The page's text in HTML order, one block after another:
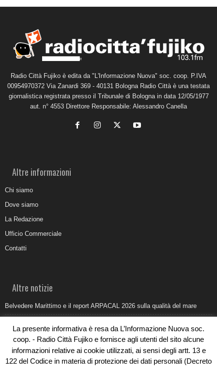
Radio Città Fujiko è edita da "L'Informazione Nuova" soc. coop. P.IVA
00954970372 Via Zanardi 369 - 40131 Bologna Radio Città è una testata
giornalistica registrata presso il Tribunale di Bologna in data 12/05/1977
aut. n° 4553 Direttore Responsabile: Alessandro Canella
Altre informazioni
Chi siamo
Dove siamo
La Redazione
Ufficio Commerciale
Contatti
Altre notizie
Belvedere Marittimo e il report ARPACAL 2026 sulla qualità del mare
Umidità di risalita in casa, come riconoscere i segnali veri
Torna il Sun Donato Festival 2026
La presente informativa è resa da L’Informazione Nuova soc.
coop. - Radio Città Fujiko e fornisce agli utenti del sito alcune
informazioni relative ai cookie utilizzati, ai sensi degli artt. 13 e
122 del Codice in materia di protezione dei dati personali (Decreto